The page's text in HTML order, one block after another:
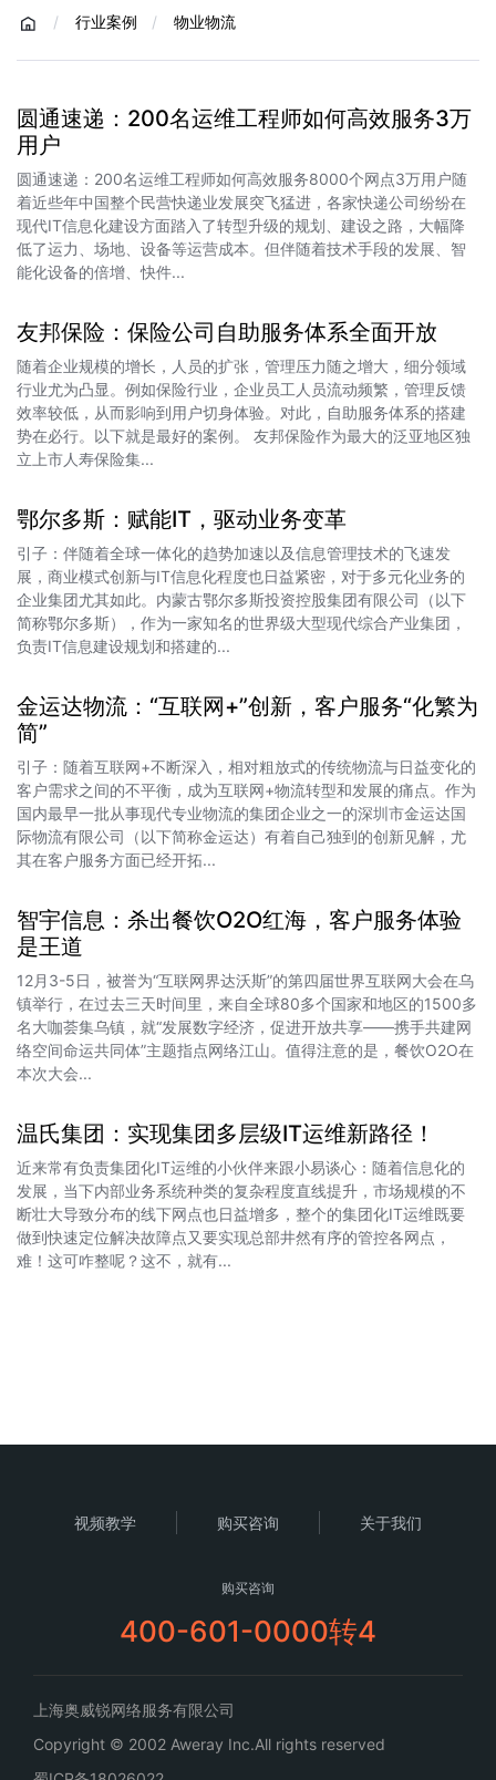
/ 行业案例 / 物业物流
圆通速递：200名运维工程师如何高效服务3万
用户
圆通速递：200名运维工程师如何高效服务8000个网点3万用户随
着近些年中国整个民营快递业发展突飞猛进，各家快递公司纷纷在
现代IT信息化建设方面踏入了转型升级的规划、建设之路，大幅降
低了运力、场地、设备等运营成本。但伴随着技术手段的发展、智
能化设备的倍增、快件...
友邦保险：保险公司自助服务体系全面开放
随着企业规模的增长，人员的扩张，管理压力随之增大，细分领域
行业尤为凸显。例如保险行业，企业员工人员流动频繁，管理反馈
效率较低，从而影响到用户切身体验。对此，自助服务体系的搭建
势在必行。以下就是最好的案例。 友邦保险作为最大的泛亚地区独
立上市人寿保险集...
鄂尔多斯：赋能IT，驱动业务变革
引子：伴随着全球一体化的趋势加速以及信息管理技术的飞速发
展，商业模式创新与IT信息化程度也日益紧密，对于多元化业务的
企业集团尤其如此。内蒙古鄂尔多斯投资控股集团有限公司（以下
简称鄂尔多斯），作为一家知名的世界级大型现代综合产业集团，
负责IT信息建设规划和搭建的...
金运达物流：“互联网+”创新，客户服务“化繁为
简”
引子：随着互联网+不断深入，相对粗放式的传统物流与日益变化的
客户需求之间的不平衡，成为互联网+物流转型和发展的痛点。作为
国内最早一批从事现代专业物流的集团企业之一的深圳市金运达国
际物流有限公司（以下简称金运达）有着自己独到的创新见解，尤
其在客户服务方面已经开拓...
智宇信息：杀出餐饮O2O红海，客户服务体验
是王道
12月3-5日，被誉为“互联网界达沃斯”的第四届世界互联网大会在乌
镇举行，在过去三天时间里，来自全球80多个国家和地区的1500多
名大咖荟集乌镇，就“发展数字经济，促进开放共享——携手共建网
络空间命运共同体”主题指点网络江山。值得注意的是，餐饮O2O在
本次大会...
温氏集团：实现集团多层级IT运维新路径！
近来常有负责集团化IT运维的小伙伴来跟小易谈心：随着信息化的
发展，当下内部业务系统种类的复杂程度直线提升，市场规模的不
断壮大导致分布的线下网点也日益增多，整个的集团化IT运维既要
做到快速定位解决故障点又要实现总部井然有序的管控各网点，
难！这可咋整呢？这不，就有...
视频教学 购买咨询 关于我们
购买咨询
400-601-0000转4
上海奥威锐网络服务有限公司
Copyright © 2002 Aweray Inc.All rights reserved